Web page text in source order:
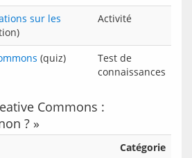
sur les
Activité
(quiz)
Test de
connaissances
Commons :
? »
Catégorie